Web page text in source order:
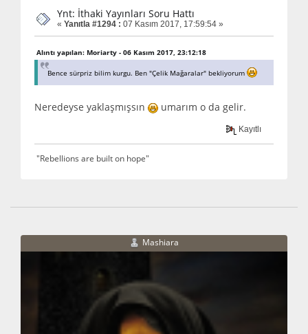
Ynt: İthaki Yayınları Soru Hattı
« Yanıtla #1294 : 07 Kasım 2017, 17:59:54 »
Alıntı yapılan: Moriarty - 06 Kasım 2017, 23:12:18
Bence sürpriz bilim kurgu. Ben "Çelik Mağaralar" bekliyorum
Neredeyse yaklaşmışsın umarım o da gelir.
Kayıtlı
"Rebellions are built on hope"
Mashiara